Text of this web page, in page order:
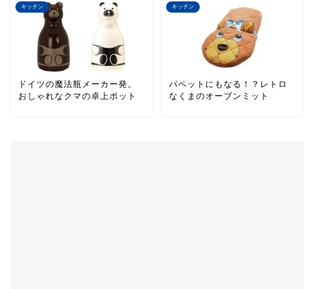
キッチン
ドイツの魔法瓶メーカー発。
おしゃれなクマの卓上ポット
キッチン
パペットにもなる！？レトロ
なくまのオーブンミット